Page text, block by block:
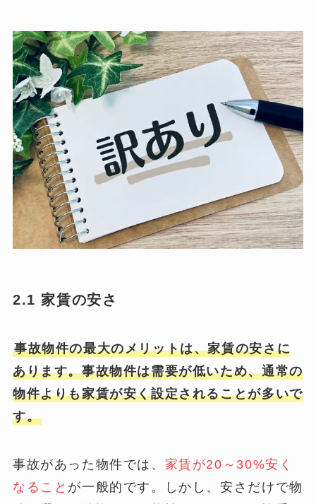
2.1 家賃の安さ
事故物件の最大のメリットは、家賃の安さに
あります。事故物件は需要が低いため、通常の
物件よりも家賃が安く設定されることが多いで
す。
事故があった物件では、 家賃が20～30%安く
なること が一般的です。しかし、安さだけで物